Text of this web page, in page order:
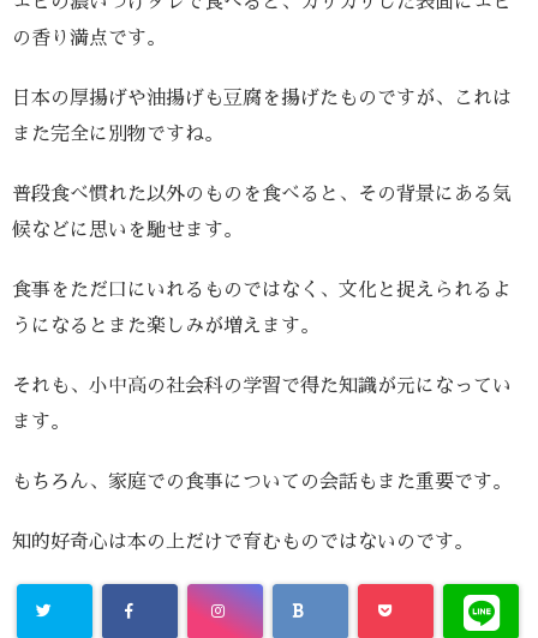
の香り満点です。
日本の厚揚げや油揚げも豆腐を揚げたものですが、これは
また完全に別物ですね。
普段食べ慣れた以外のものを食べると、その背景にある気
候などに思いを馳せます。
食事をただ口にいれるものではなく、文化と捉えられるよ
うになるとまた楽しみが増えます。
それも、小中高の社会科の学習で得た知識が元になってい
ます。
もちろん、家庭での食事についての会話もまた重要です。
知的好奇心は本の上だけで育むものではないのです。